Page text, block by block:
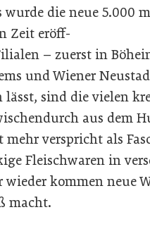
wurde die neue 5.000
Zeit eröff-
– zuerst in
und Wiener
lässt, sind die vielen
aus dem
verspricht als
Fleischwaren in
kommen neue
macht.